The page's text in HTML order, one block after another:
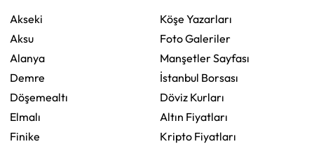
Akseki
Aksu
Alanya
Demre
Döşemealtı
Elmalı
Finike
Köşe Yazarları
Foto Galeriler
Manşetler Sayfası
İstanbul Borsası
Döviz Kurları
Altın Fiyatları
Kripto Fiyatları